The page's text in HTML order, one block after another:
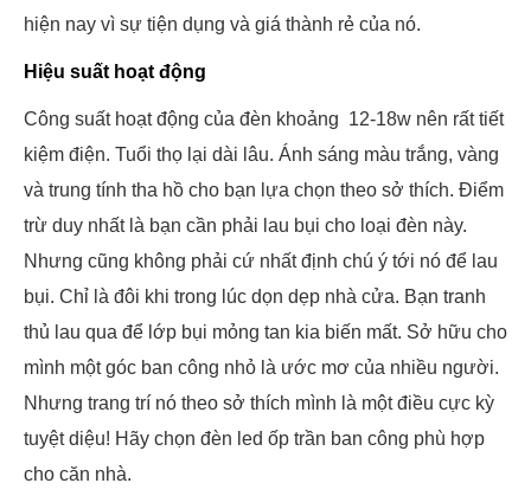
hiện nay vì sự tiện dụng và giá thành rẻ của nó.
Hiệu suất hoạt động
Công suất hoạt động của đèn khoảng 12-18w nên rất tiết
kiệm điện. Tuổi thọ lại dài lâu. Ánh sáng màu trắng, vàng
và trung tính tha hồ cho bạn lựa chọn theo sở thích. Điểm
trừ duy nhất là bạn cần phải lau bụi cho loại đèn này.
Nhưng cũng không phải cứ nhất định chú ý tới nó để lau
bụi. Chỉ là đôi khi trong lúc dọn dẹp nhà cửa. Bạn tranh
thủ lau qua để lớp bụi mỏng tan kia biến mất. Sở hữu cho
mình một góc ban công nhỏ là ước mơ của nhiều người.
Nhưng trang trí nó theo sở thích mình là một điều cực kỳ
tuyệt diệu! Hãy chọn đèn led ốp trần ban công phù hợp
cho căn nhà.